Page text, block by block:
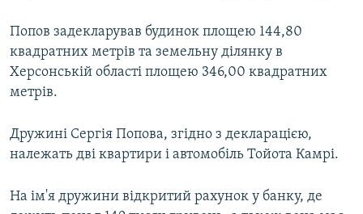
УКРАЇНСЬКА ПРОБЛЕМА КРИМУ
ІНФОГРАФІКА
ДОЛУЧАЙСЯ!
Усі сайти RFE/RL
Попов задекларував будинок площею 144,80
квадратних метрів та земельну ділянку в
Херсонській області площею 346,00 квадратних
метрів.
Дружині Сергія Попова, згідно з декларацією,
належать дві квартири і автомобіль Тойота Камрі.
На ім'я дружини відкритий рахунок у банку, де